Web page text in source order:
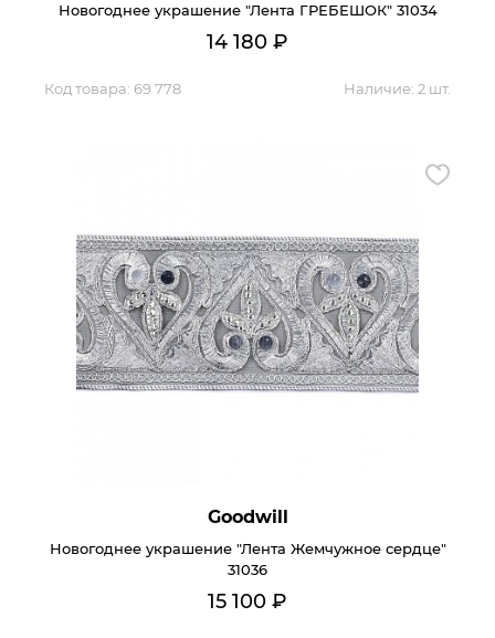
Новогоднее украшение "Лента ГРЕБЕШОК" 31034
14 180 ₽
Код товара: 69 778 Наличие: 2 шт.
Goodwill
Новогоднее украшение "Лента Жемчужное сердце"
31036
15 100 ₽